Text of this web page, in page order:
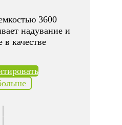
3600
надувание и
в качестве